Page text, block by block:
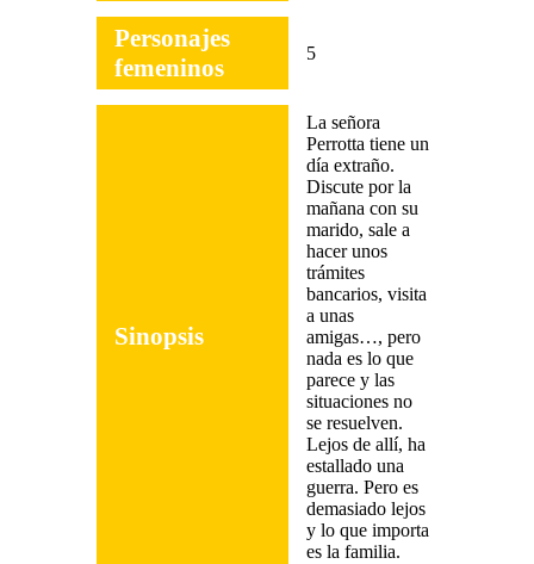
Personajes
femeninos
5
Sinopsis
La señora
Perrotta tiene un
día extraño.
Discute por la
mañana con su
marido, sale a
hacer unos
trámites
bancarios, visita
a unas
amigas…, pero
nada es lo que
parece y las
situaciones no
se resuelven.
Lejos de allí, ha
estallado una
guerra. Pero es
demasiado lejos
y lo que importa
es la familia.